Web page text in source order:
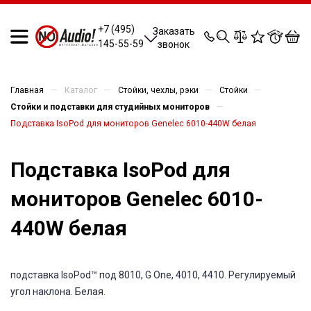
+7 (495)
145-55-59
Заказать
звонок
0 0 0 0
Главная — Каталог — Стойки, чехлы, рэки — Стойки —
Стойки и подставки для студийных мониторов —
Подставка IsoPod для мониторов Genelec 6010-440W белая
Подставка IsoPod для
мониторов Genelec 6010-
440W белая
подставка IsoPod™ под 8010, G One, 4010, 4410. Регулируемый
угол наклона. Белая.